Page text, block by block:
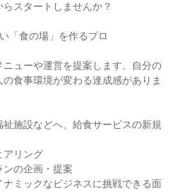
スタートしませんか？
「食の場」を作るプロ
ューや運営を提案します。自分の
食事環境が変わる達成感がありま
祉施設などへ、給食サービスの新規
アリング
ンの企画・提案
ナミックなビジネスに挑戦できる面